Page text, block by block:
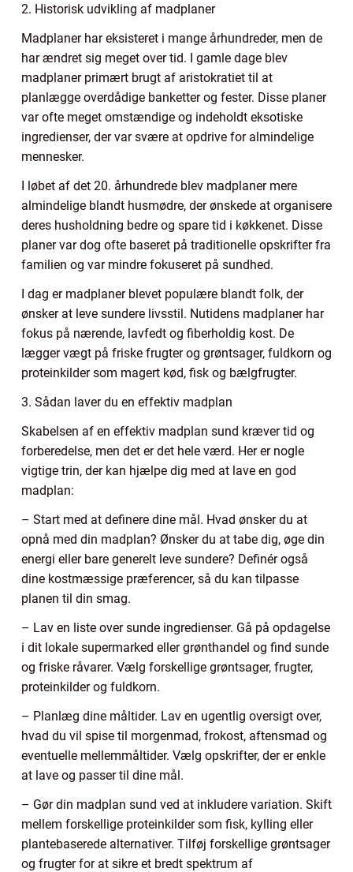
2. Historisk udvikling af madplaner
Madplaner har eksisteret i mange århundreder, men de
har ændret sig meget over tid. I gamle dage blev
madplaner primært brugt af aristokratiet til at
planlægge overdådige banketter og fester. Disse planer
var ofte meget omstændige og indeholdt eksotiske
ingredienser, der var svære at opdrive for almindelige
mennesker.
I løbet af det 20. århundrede blev madplaner mere
almindelige blandt husmødre, der ønskede at organisere
deres husholdning bedre og spare tid i køkkenet. Disse
planer var dog ofte baseret på traditionelle opskrifter fra
familien og var mindre fokuseret på sundhed.
I dag er madplaner blevet populære blandt folk, der
ønsker at leve sundere livsstil. Nutidens madplaner har
fokus på nærende, lavfedt og fiberholdig kost. De
lægger vægt på friske frugter og grøntsager, fuldkorn og
proteinkilder som magert kød, fisk og bælgfrugter.
3. Sådan laver du en effektiv madplan
Skabelsen af en effektiv madplan sund kræver tid og
forberedelse, men det er det hele værd. Her er nogle
vigtige trin, der kan hjælpe dig med at lave en god
madplan:
– Start med at definere dine mål. Hvad ønsker du at
opnå med din madplan? Ønsker du at tabe dig, øge din
energi eller bare generelt leve sundere? Definér også
dine kostmæssige præferencer, så du kan tilpasse
planen til din smag.
– Lav en liste over sunde ingredienser. Gå på opdagelse
i dit lokale supermarked eller grønthandel og find sunde
og friske råvarer. Vælg forskellige grøntsager, frugter,
proteinkilder og fuldkorn.
– Planlæg dine måltider. Lav en ugentlig oversigt over,
hvad du vil spise til morgenmad, frokost, aftensmad og
eventuelle mellemmåltider. Vælg opskrifter, der er enkle
at lave og passer til dine mål.
– Gør din madplan sund ved at inkludere variation. Skift
mellem forskellige proteinkilder som fisk, kylling eller
plantebaserede alternativer. Tilføj forskellige grøntsager
og frugter for at sikre et bredt spektrum af